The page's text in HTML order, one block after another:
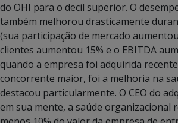
do OHI para o decil superior. O
também melhorou drasticamente
(sua participação de mercado
clientes aumentou 15% e o EBITDA
quando a empresa foi adquirida
concorrente maior, foi a melhoria na
destacou particularmente. O CEO do
em sua mente, a saúde organizacional